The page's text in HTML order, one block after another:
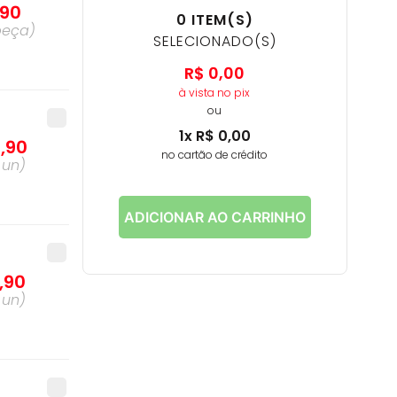
90
)
,90
un)
,90
un)
0 ITEM(S)
SELECIONADO(S)
R$ 0,00
à vista no pix
ou
1x R$ 0,00
no cartão de crédito
ADICIONAR AO CARRINHO